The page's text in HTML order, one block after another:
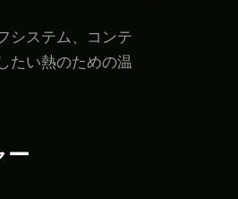
システム、コンテ
たい熱のための温
ー